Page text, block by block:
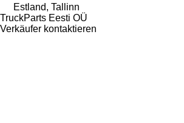
Estland, Tallinn
TruckParts Eesti OÜ
Verkäufer kontaktieren